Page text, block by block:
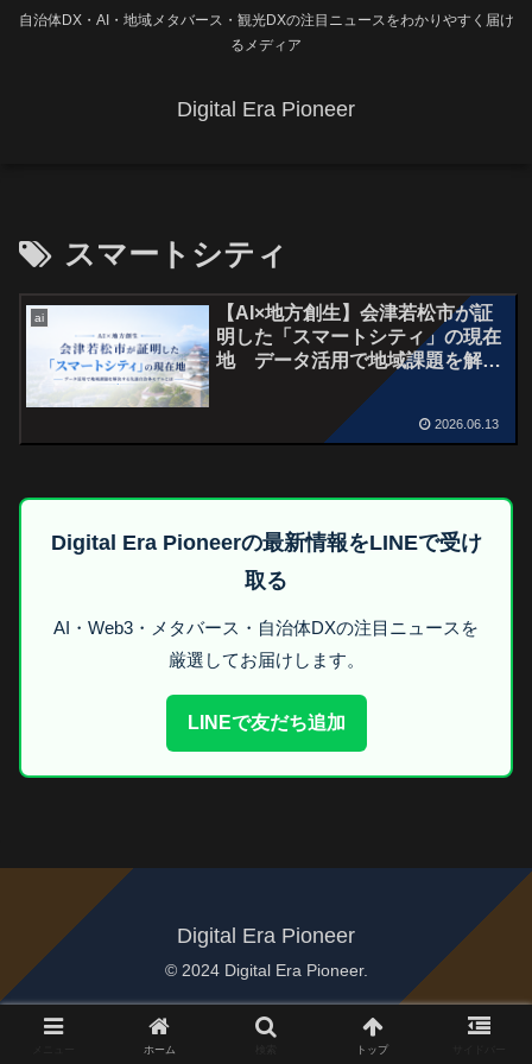
自治体DX・AI・地域メタバース・観光DXの注目ニュースをわかりやすく届け
るメディア
Digital Era Pioneer
スマートシティ
ai
【AI×地方創生】会津若松市が証
明した「スマートシティ」の現在
地 データ活用で地域課題を解決
する先進自治体モデルとは
2026.06.13
Digital Era Pioneerの最新情報をLINEで受け
取る
AI・Web3・メタバース・自治体DXの注目ニュースを
厳選してお届けします。
LINEで友だち追加
Digital Era Pioneer
© 2024 Digital Era Pioneer.
ホーム トップ